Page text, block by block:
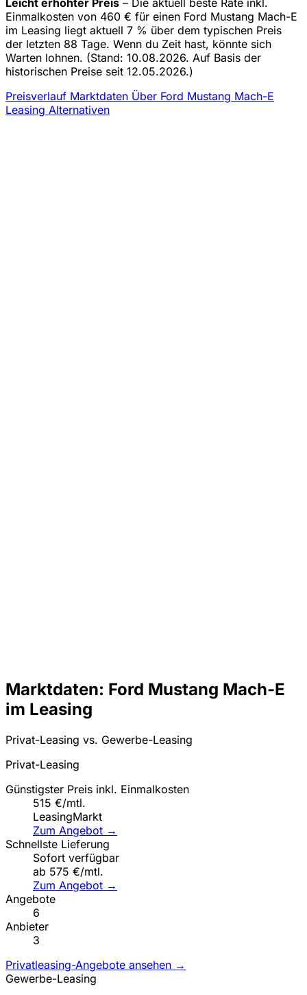
Einmalkosten von 460 € für einen Ford Mustang Mach-E
im Leasing liegt aktuell 7 % über dem typischen Preis
der letzten 88 Tage. Wenn du Zeit hast, könnte sich
Warten lohnen. (Stand: 10.08.2026. Auf Basis der
historischen Preise seit 12.05.2026.)
Preisverlauf Marktdaten Über Ford Mustang Mach-E
Leasing Alternativen
Marktdaten: Ford Mustang Mach-E
im Leasing
Privat-Leasing vs. Gewerbe-Leasing
Privat-Leasing
Günstigster Preis inkl. Einmalkosten
515 €/mtl.
LeasingMarkt
Zum Angebot →
Schnellste Lieferung
Sofort verfügbar
ab 575 €/mtl.
Zum Angebot →
Angebote
6
Anbieter
3
Privatleasing-Angebote ansehen →
Gewerbe-Leasing